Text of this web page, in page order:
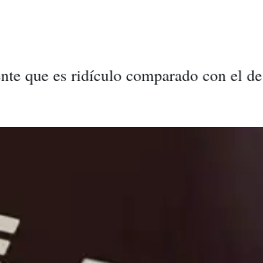
que es ridículo comparado con el de